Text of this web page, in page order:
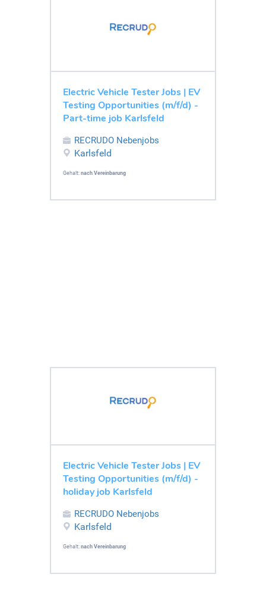
Electric Vehicle Tester Jobs | EV
Testing Opportunities (m/f/d) -
Part-time job Karlsfeld
RECRUDO Nebenjobs
Karlsfeld
Gehalt: nach Vereinbarung
Electric Vehicle Tester Jobs | EV
Testing Opportunities (m/f/d) -
holiday job Karlsfeld
RECRUDO Nebenjobs
Karlsfeld
Gehalt: nach Vereinbarung